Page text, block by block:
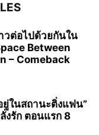
วต่อไปด้วยกันใน
Between
– Comeback
ยู่ในสถานะติ่งแฟน”
งรัก ตอนแรก 8